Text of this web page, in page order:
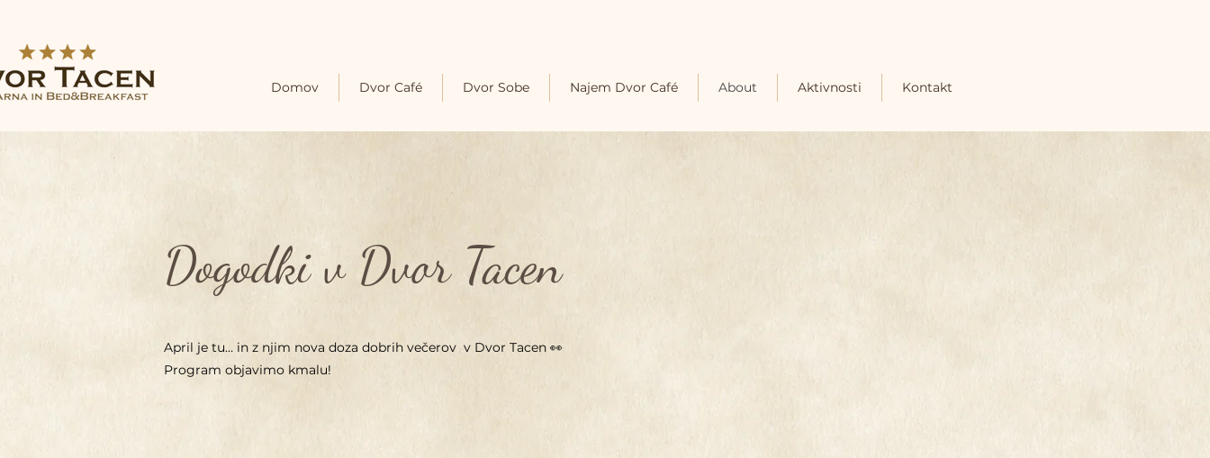
Domov Dvor Café Dvor Sobe Najem Dvor Café About Aktivnosti Kontakt
Dogodki v Dvor Tacen
April je tu… in z njim nova doza dobrih večerov v Dvor Tacen 👀
Program objavimo kmalu!